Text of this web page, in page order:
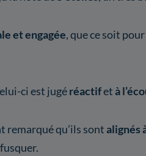
et engagée, que ce soit
ci est jugéréactifetà
remarqué qu’ils sontalignés